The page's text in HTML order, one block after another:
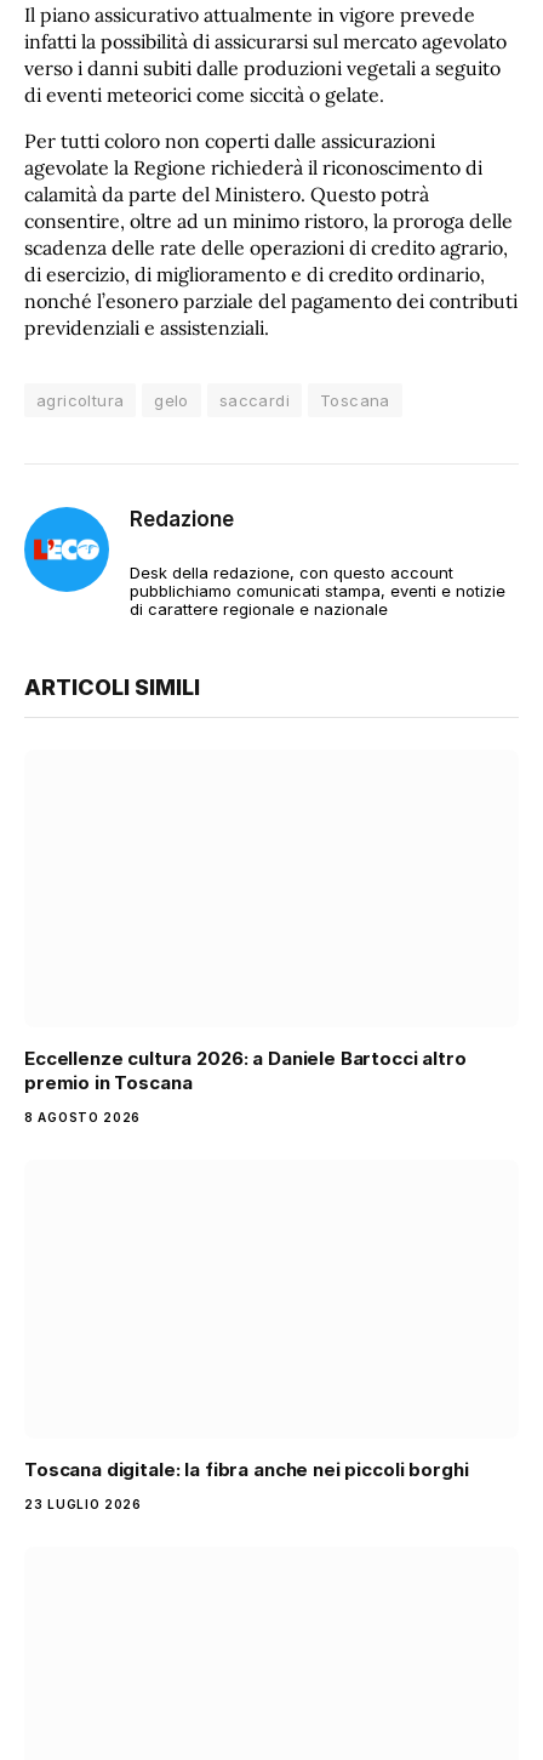
Il piano assicurativo attualmente in vigore prevede
infatti la possibilità di assicurarsi sul mercato agevolato
verso i danni subiti dalle produzioni vegetali a seguito
di eventi meteorici come siccità o gelate.
Per tutti coloro non coperti dalle assicurazioni
agevolate la Regione richiederà il riconoscimento di
calamità da parte del Ministero. Questo potrà
consentire, oltre ad un minimo ristoro, la proroga delle
scadenza delle rate delle operazioni di credito agrario,
di esercizio, di miglioramento e di credito ordinario,
nonché l’esonero parziale del pagamento dei contributi
previdenziali e assistenziali.
agricoltura gelo saccardi Toscana
Redazione
Desk della redazione, con questo account
pubblichiamo comunicati stampa, eventi e notizie
di carattere regionale e nazionale
ARTICOLI SIMILI
Eccellenze cultura 2026: a Daniele Bartocci altro
premio in Toscana
8 AGOSTO 2026
Toscana digitale: la fibra anche nei piccoli borghi
23 LUGLIO 2026